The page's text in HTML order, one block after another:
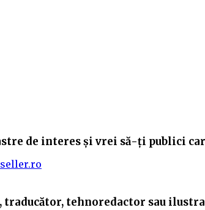
de interes și vrei să-ți publici
tehnoredactor sau